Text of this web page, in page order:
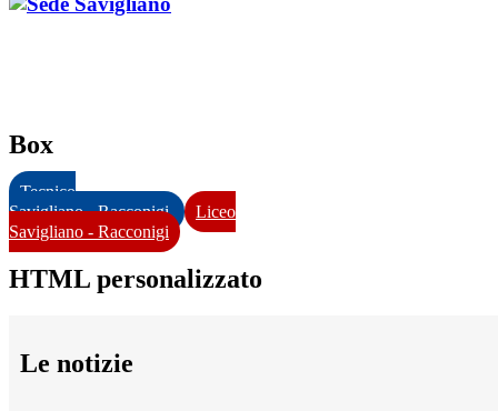
Box
Tecnico
Savigliano - Racconigi
Liceo
Savigliano - Racconigi
HTML personalizzato
Le notizie